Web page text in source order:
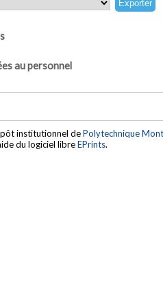
au personnel
institutionnel dePolytechnique
du logiciel libreEPrints.